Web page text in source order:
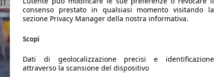
IT 27051Cava Manara - Pavia -pv
consenso prestato in qualsiasi momento visitando la
sezione Privacy Manager della nostra informativa.
Scopi
Dati di geolocalizzazione precisi e identificazione
attraverso la scansione del dispositivo